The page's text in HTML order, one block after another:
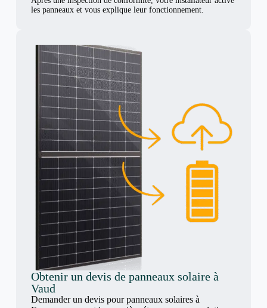
les panneaux et vous explique leur fonctionnement.
Obtenir un devis de panneaux solaire à
Vaud
Demander un devis pour panneaux solaires à